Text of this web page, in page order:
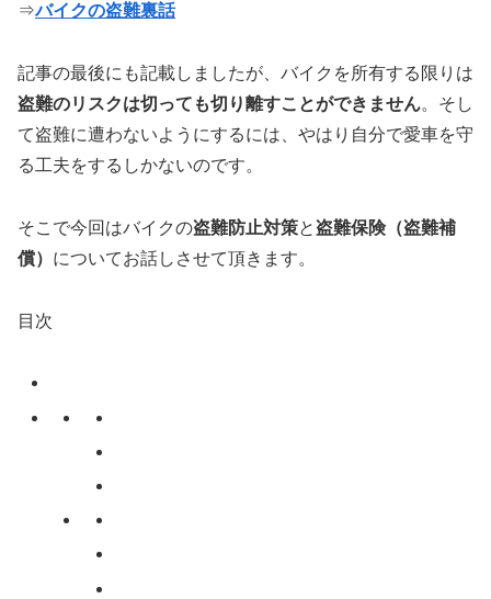
⇒バイクの盗難裏話
記事の最後にも記載しましたが、バイクを所有する限りは
盗難のリスクは切っても切り離すことができません。そし
て盗難に遭わないようにするには、やはり自分で愛車を守
る工夫をするしかないのです。
そこで今回はバイクの盗難防止対策と盗難保険（盗難補
償） についてお話しさせて頂きます。
目次